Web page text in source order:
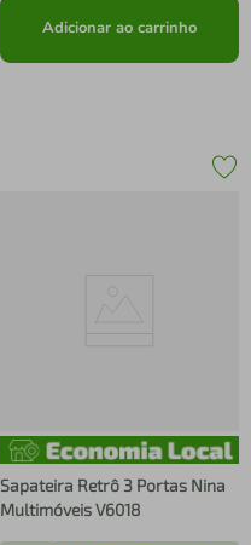
Adicionar ao carrinho
Sapateira Retrô 3 Portas Nina
Multimóveis V6018